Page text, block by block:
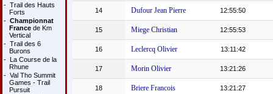
- Trail des Hauts
Forts
- Championnat
Francede Km
Vertical
- Trail des 6
Burons
- La Course de la
Rhune
- Val Tho Summit
Games - Trail
Pursuit
14 Dufour Jean Pierre 12:55:50
15 Miege Christian 12:55:53
16 Leclercq Olivier 13:11:42
17 Morin Olivier 13:21:26
18 Briere Francois 13:21:27